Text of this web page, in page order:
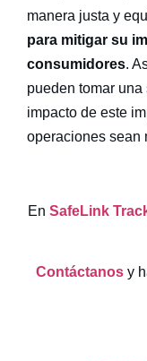
manera justa y
para mitigar su
consumidores.
pueden tomar una
impacto de este
operaciones sean
En SafeLink
Contáctanosy